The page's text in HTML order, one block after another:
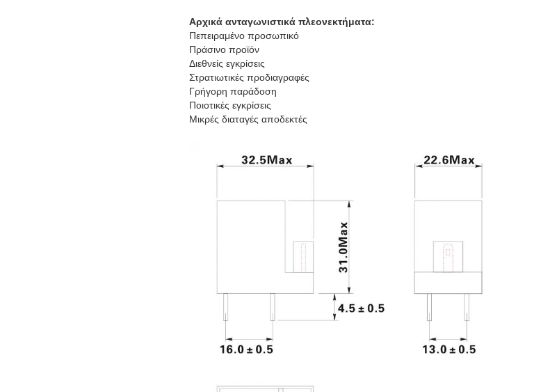
Αρχικά ανταγωνιστικά πλεονεκτήματα:
Πεπειραμένο προσωπικό
Πράσινο προϊόν
Διεθνείς εγκρίσεις
Στρατιωτικές προδιαγραφές
Γρήγορη παράδοση
Ποιοτικές εγκρίσεις
Μικρές διαταγές αποδεκτές